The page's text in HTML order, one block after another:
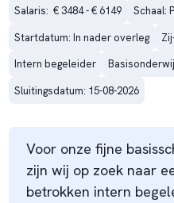
Salaris:  € 3484 - € 6149 Schaal:
Startdatum: In nader overleg
Intern begeleider
Sluitingsdatum: 15-08-2026
Voor onze fijne
zijn wij op zoek naar
betrokken intern